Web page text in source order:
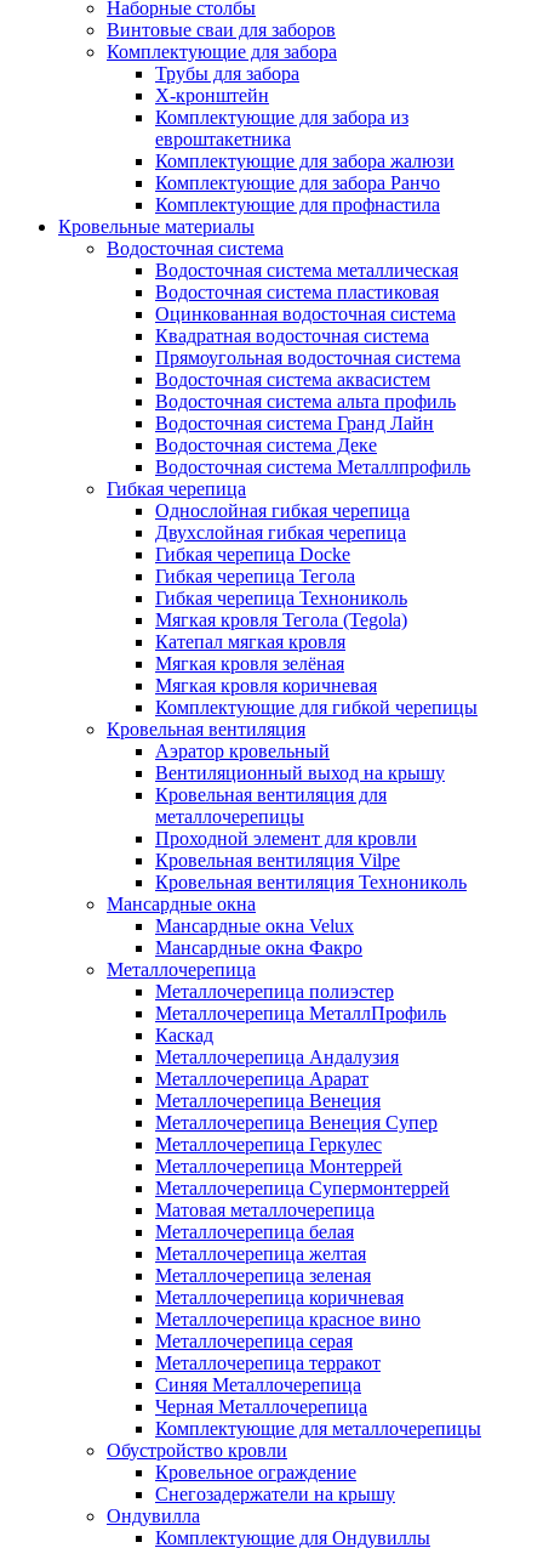
Наборные столбы
Винтовые сваи для заборов
Комплектующие для забора
Трубы для забора
Х-кронштейн
Комплектующие для забора из
евроштакетника
Комплектующие для забора жалюзи
Комплектующие для забора Ранчо
Комплектующие для профнастила
Кровельные материалы
Водосточная система
Водосточная система металлическая
Водосточная система пластиковая
Оцинкованная водосточная система
Квадратная водосточная система
Прямоугольная водосточная система
Водосточная система аквасистем
Водосточная система альта профиль
Водосточная система Гранд Лайн
Водосточная система Деке
Водосточная система Металлпрофиль
Гибкая черепица
Однослойная гибкая черепица
Двухслойная гибкая черепица
Гибкая черепица Docke
Гибкая черепица Тегола
Гибкая черепица Технониколь
Мягкая кровля Тегола (Tegola)
Катепал мягкая кровля
Мягкая кровля зелёная
Мягкая кровля коричневая
Комплектующие для гибкой черепицы
Кровельная вентиляция
Аэратор кровельный
Вентиляционный выход на крышу
Кровельная вентиляция для
металлочерепицы
Проходной элемент для кровли
Кровельная вентиляция Vilpe
Кровельная вентиляция Технониколь
Мансардные окна
Мансардные окна Velux
Мансардные окна Факро
Металлочерепица
Металлочерепица полиэстер
Металлочерепица МеталлПрофиль
Каскад
Металлочерепица Андалузия
Металлочерепица Арарат
Металлочерепица Венеция
Металлочерепица Венеция Супер
Металлочерепица Геркулес
Металлочерепица Монтеррей
Металлочерепица Супермонтеррей
Матовая металлочерепица
Металлочерепица белая
Металлочерепица желтая
Металлочерепица зеленая
Металлочерепица коричневая
Металлочерепица красное вино
Металлочерепица серая
Металлочерепица терракот
Синяя Металлочерепица
Черная Металлочерепица
Комплектующие для металлочерепицы
Обустройство кровли
Кровельное ограждение
Снегозадержатели на крышу
Ондувилла
Комплектующие для Ондувиллы